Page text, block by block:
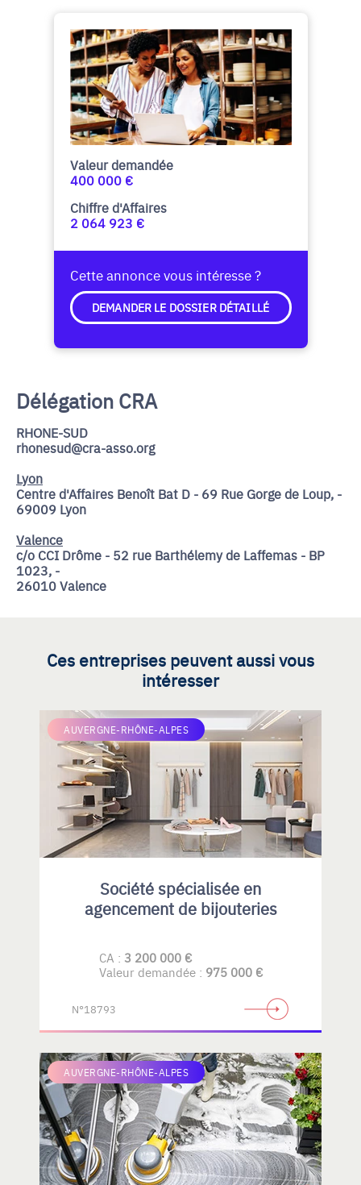
Valeur demandée
400 000 €
Chiffre d'Affaires
2 064 923 €
Cette annonce vous intéresse ?
DEMANDER LE DOSSIER DÉTAILLÉ
Délégation CRA
RHONE-SUD
rhonesud@cra-asso.org
Lyon
Centre d'Affaires Benoît Bat D - 69 Rue Gorge de Loup, -
69009 Lyon
Valence
c/o CCI Drôme - 52 rue Barthélemy de Laffemas - BP
1023, -
26010 Valence
Ces entreprises peuvent aussi vous
intéresser
AUVERGNE-RHÔNE-ALPES
Société spécialisée en
agencement de bijouteries
CA : 3 200 000 €
Valeur demandée : 975 000 €
N°18793
AUVERGNE-RHÔNE-ALPES